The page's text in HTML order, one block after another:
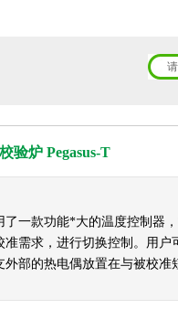
验炉 Pegasus-T
了一款功能*大的温度控制
需求，进行切换控制。用
部的热电偶放置在与被校准